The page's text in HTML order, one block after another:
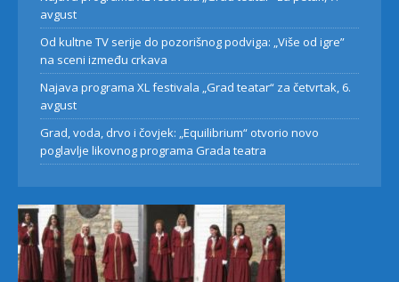
avgust
Od kultne TV serije do pozorišnog podviga: „Više od igre”
na sceni između crkava
Najava programa XL festivala „Grad teatar“ za četvrtak, 6.
avgust
Grad, voda, drvo i čovjek: „Equilibrium“ otvorio novo
poglavlje likovnog programa Grada teatra